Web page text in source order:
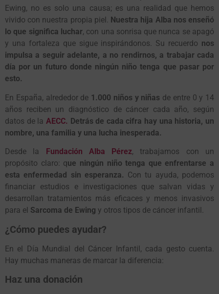
Ewing, no es solo una causa; es una realidad que hemos
vivido con nuestra propia piel. Nuestra hija Alba nos enseñó
lo que significa luchar, con una sonrisa que nunca se apagó
y una fortaleza que sigue inspirándonos. Su recuerdo nos
impulsa a seguir adelante, a no rendirnos, a trabajar cada
día por un futuro donde ningún niño tenga que pasar por
esto.
En España, alrededor de 1.000 niños y niñas de entre 0 y 14
años reciben un diagnóstico de cáncer cada año, según
datos de la AECC. Detrás de cada cifra hay una historia, un
nombre, una familia y una lucha inesperada.
Desde la Fundación Alba Pérez, trabajamos con un
propósito claro: que ningún niño tenga que enfrentarse a
esta enfermedad sin esperanza. Con tu ayuda, podemos
financiar estudios e investigaciones que salvan vidas y
desarrollan tratamientos más eficaces y menos invasivos
para el Sarcoma de Ewing y otros tipos de cáncer infantil.
¿Cómo puedes ayudar?
En el Día Mundial del Cáncer Infantil, cada gesto cuenta.
Hay muchas maneras de marcar la diferencia:
Haz una donación